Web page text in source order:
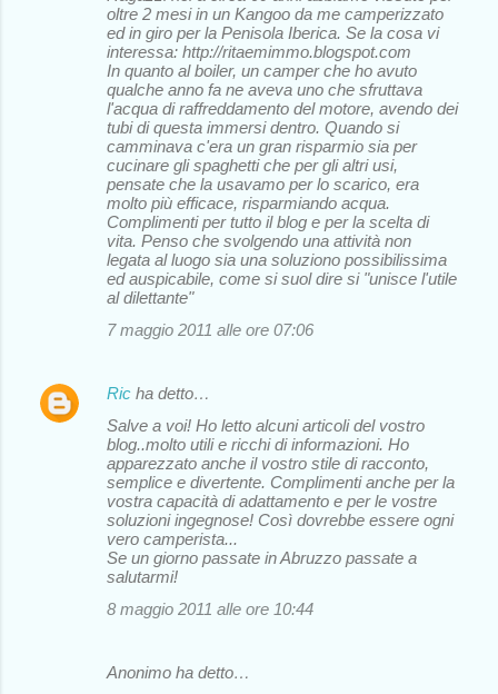
oltre 2 mesi in un Kangoo da me camperizzato
ed in giro per la Penisola Iberica. Se la cosa vi
interessa: http://ritaemimmo.blogspot.com
In quanto al boiler, un camper che ho avuto
qualche anno fa ne aveva uno che sfruttava
l'acqua di raffreddamento del motore, avendo dei
tubi di questa immersi dentro. Quando si
camminava c'era un gran risparmio sia per
cucinare gli spaghetti che per gli altri usi,
pensate che la usavamo per lo scarico, era
molto più efficace, risparmiando acqua.
Complimenti per tutto il blog e per la scelta di
vita. Penso che svolgendo una attività non
legata al luogo sia una soluziono possibilissima
ed auspicabile, come si suol dire si "unisce l'utile
al dilettante"
7 maggio 2011 alle ore 07:06
Ric ha detto…
Salve a voi! Ho letto alcuni articoli del vostro
blog..molto utili e ricchi di informazioni. Ho
apparezzato anche il vostro stile di racconto,
semplice e divertente. Complimenti anche per la
vostra capacità di adattamento e per le vostre
soluzioni ingegnose! Così dovrebbe essere ogni
vero camperista...
Se un giorno passate in Abruzzo passate a
salutarmi!
8 maggio 2011 alle ore 10:44
Anonimo ha detto…